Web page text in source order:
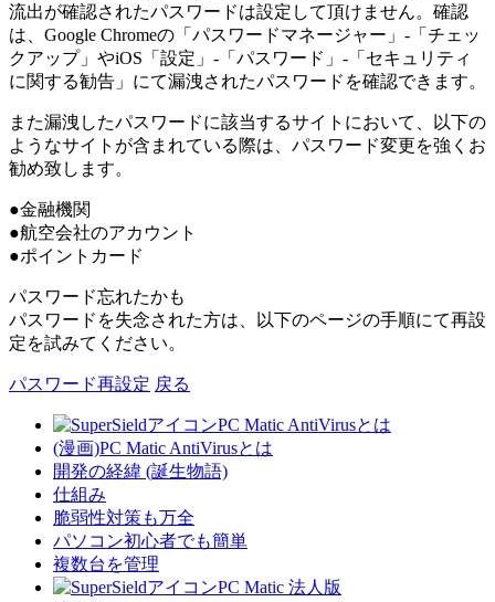
流出が確認されたパスワードは設定して頂けません。確認
は、Google Chromeの「パスワードマネージャー」-「チェッ
クアップ」やiOS「設定」-「パスワード」-「セキュリティ
に関する勧告」にて漏洩されたパスワードを確認できます。
また漏洩したパスワードに該当するサイトにおいて、以下の
ようなサイトが含まれている際は、パスワード変更を強くお
勧め致します。
●金融機関
●航空会社のアカウント
●ポイントカード
パスワード忘れたかも
パスワードを失念された方は、以下のページの手順にて再設
定を試みてください。
パスワード再設定 戻る
PC Matic AntiVirusとは
(漫画)PC Matic AntiVirusとは
開発の経緯 (誕生物語)
仕組み
脆弱性対策も万全
パソコン初心者でも簡単
複数台を管理
PC Matic 法人版